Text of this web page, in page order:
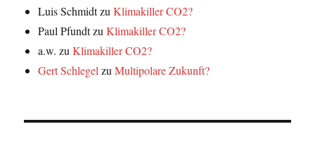
Luis SchmidtzuKlimakiller CO2?
Paul PfundtzuKlimakiller CO2?
a.w. zuKlimakiller CO2?
Gert SchlegelzuMultipolare Zukunft?